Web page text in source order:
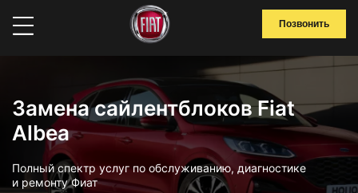
Позвонить
Замена сайлентблоков Fiat
Albea
Полный спектр услуг по обслуживанию, диагностике
и ремонту Фиат